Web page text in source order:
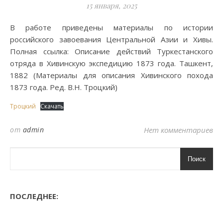
15 января, 2025
В работе приведены материалы по истории
российского завоевания Центральной Азии и Хивы.
Полная ссылка: Описание действий Туркестанского
отряда в Хивинскую экспедицию 1873 года. Ташкент,
1882 (Материалы для описания Хивинского похода
1873 года. Ред. В.Н. Троцкий)
Троцкий Скачать
от admin Нет комментариев
Поиск
ПОСЛЕДНЕЕ: